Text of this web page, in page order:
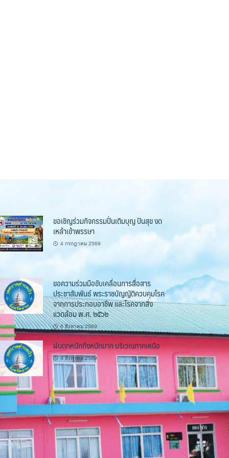
ขอเชิญร่วมกิจกรรมปั่นเติมบุญ ปันสุข งด
เหล้าเข้าพรรษา
4 กรกฎาคม 2569
ขอความร่วมมือขับเคลื่อนการสื่อสาร
ประชาสัมพันธ์ พระราชบัญญัติควบคุมโรค
จากการประกอบอาชีพ และโรคจากสิ่ง
แวดล้อม พ.ศ. ๒๕๖๒
6 สิงหาคม 2569
ฝนตกหนักถึงหนักมาก บริเวณภาคเหนือ
4 สิงหาคม 2569